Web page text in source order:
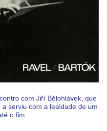
com Jiří Bělohlávek, que
serviu com a lealdade de um
o fim.